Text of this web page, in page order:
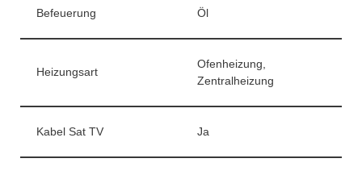
Befeuerung Öl
Heizungsart
Ofenheizung,
Zentralheizung
Kabel Sat TV Ja